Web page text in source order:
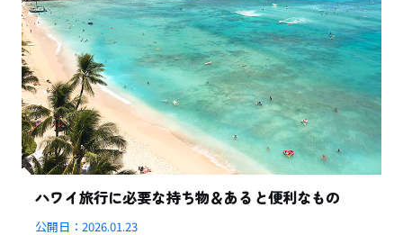
ハワイ旅行に必要な持ち物＆あると便利なもの
公開日：2026.01.23